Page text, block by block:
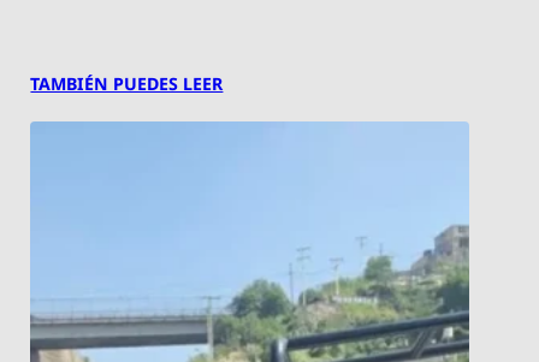
TAMBIÉN PUEDES LEER